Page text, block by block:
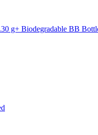
g+ Biodegradable BB